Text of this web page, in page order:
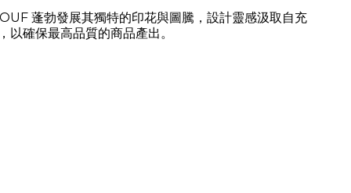
蓬勃發展其獨特的印花與圖騰，設計靈感汲取自充
確保最高品質的商品產出。